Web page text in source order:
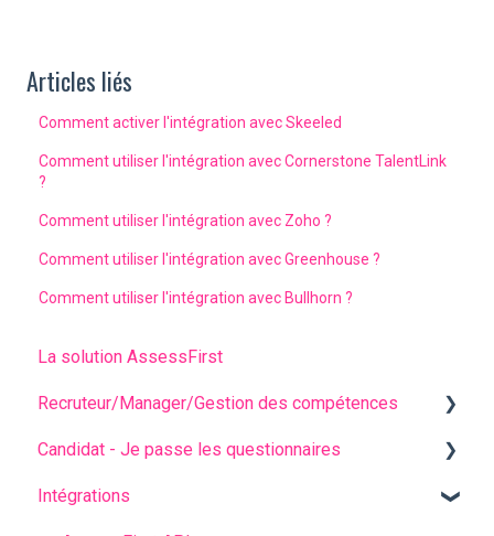
Articles liés
Comment activer l'intégration avec Skeeled
Comment utiliser l'intégration avec Cornerstone TalentLink
?
Comment utiliser l'intégration avec Zoho ?
Comment utiliser l'intégration avec Greenhouse ?
Comment utiliser l'intégration avec Bullhorn ?
La solution AssessFirst
Recruteur/Manager/Gestion des compétences
L'interface recruteur
Gestion des invitations
Candidat - Je passe les questionnaires
Questions fréquentes
Intégrations